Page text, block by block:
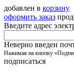
добавлен в корзину
оформить заказ
Введите адрес
Неверно введен
Нажимая на кнопку
подписаться